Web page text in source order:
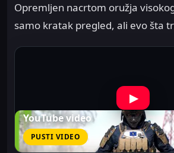
Opremljen nacrtom oružja
samo kratak pregled, ali evo šta
▶
YouTube video
PUSTI VIDEO